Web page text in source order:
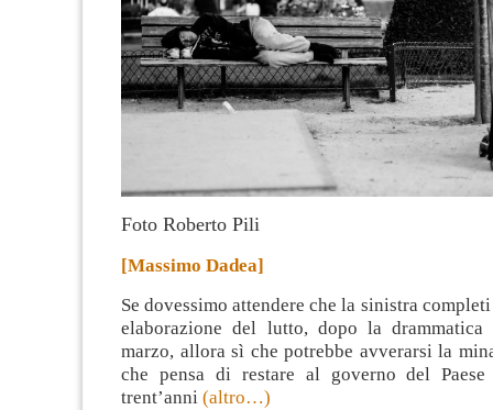
Foto Roberto Pili
[Massimo Dadea]
Se dovessimo attendere che la sinistra
elaborazione del lutto, dopo la
marzo, allora sì che potrebbe avverarsi la
che pensa di restare al governo del
trent’anni (altro…)